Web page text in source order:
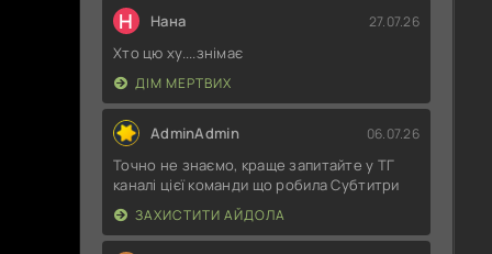
Н Нана 27.07.26
Хто цю ху....знімає
ДІМ МЕРТВИХ
AdminAdmin 06.07.26
Точно не знаємо, краще запитайте у ТГ
каналі цієї команди що робила Субтитри
ЗАХИСТИТИ АЙДОЛА